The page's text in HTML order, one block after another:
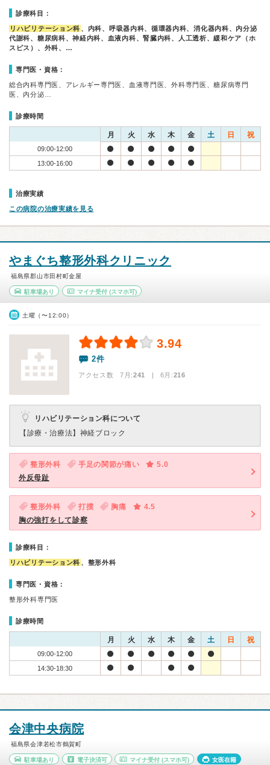
診療科目：
リハビリテーション科 、内科、呼吸器内科、循環器内科、消化器内科、内分泌
代謝科、糖尿病科、神経内科、血液内科、腎臓内科、人工透析、緩和ケア（ホ
スピス）、外科、…
専門医・資格：
総合内科専門医、アレルギー専門医、血液専門医、外科専門医、糖尿病専門
医、内分泌…
診療時間
月 火 水 木 金 土 日 祝
09:00-12:00
13:00-16:00
治療実績
この病院の治療実績を見る
やまぐち整形外科クリニック
福島県郡山市田村町金屋
駐車場あり マイナ受付(スマホ可)
土曜（〜12:00）
3.94
2件
アクセス数 7月:241 | 6月:216
リハビリテーション科について
【診療・治療法】 神経ブロック
整形外科 手足の関節が痛い
5.0
外反母趾
整形外科 打撲 胸痛
4.5
胸の強打をして診察
診療科目：
リハビリテーション科 、整形外科
専門医・資格：
整形外科専門医
診療時間
月 火 水 木 金 土 日 祝
09:00-12:00
14:30-18:30
会津中央病院
福島県会津若松市鶴賀町
駐車場あり 電子決済可 マイナ受付 (スマホ可) 女医在籍